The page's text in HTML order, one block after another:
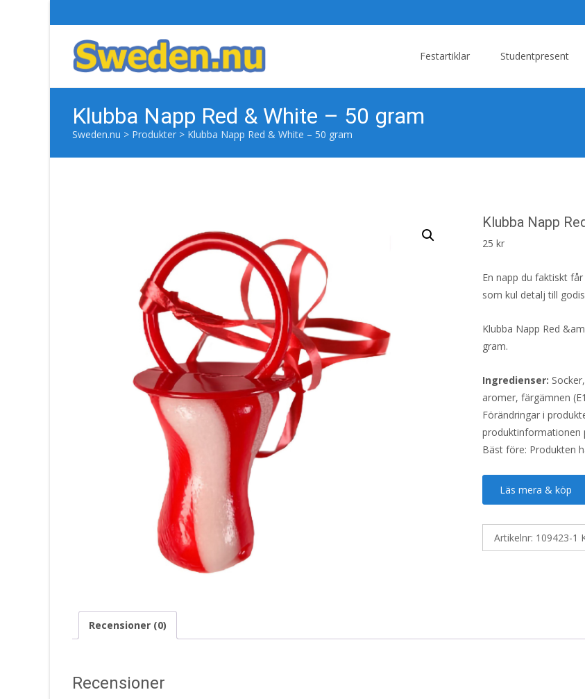
Festartiklar Studentpresent
Klubba Napp Red & White – 50 gram
Sweden.nu > Produkter > Klubba Napp Red & White – 50 gram
Klubba Napp
25 kr
En napp du faktiskt
som kul detalj till
Klubba Napp Red
gram.
Ingredienser:
aromer, färgämnen
Förändringar i
produktinformationen
Bäst före: Produkten
Läs mera & köp
Artikelnr: 109423-1
Recensioner (0)
Recensioner